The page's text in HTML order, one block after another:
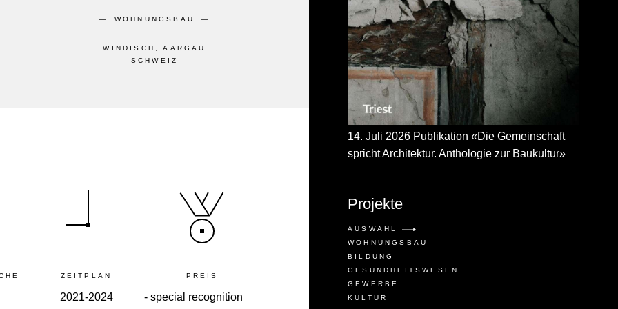
14. Juli 2026 Publikation «Die Gemeinschaft
spricht Architektur. Anthologie zur Baukultur»
Projekte
AUSWAHL
WOHNUNGSBAU
BILDUNG
GESUNDHEITSWESEN
GEWERBE
KULTUR
WOHNUNGSBAU
WINDISCH, AARGAU
SCHWEIZ
ZEITPLAN
2021-2024
PREIS
- special recognition